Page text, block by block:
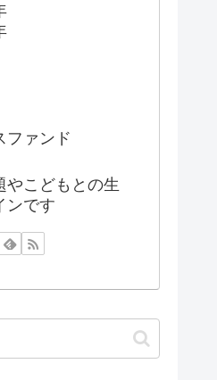
ファンド
やこどもとの生
ンです